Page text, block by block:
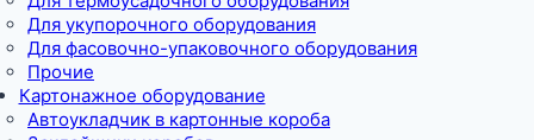
Для укупорочного оборудования
Для фасовочно-упаковочного оборудования
Прочие
Картонажное оборудование
Автоукладчик в картонные короба